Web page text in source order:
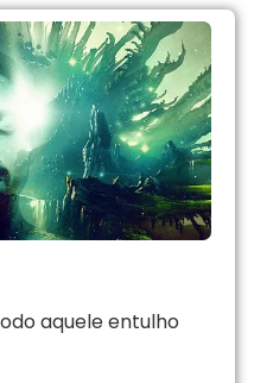
aquele entulho